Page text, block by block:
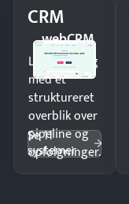
CRM
webCRM
Luk flere salg
med et
struktureret
overblik over
pipeline og
opfølgninger.
Se 11
systemer